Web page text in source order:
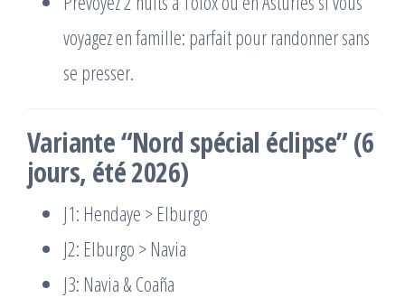
voyagez en famille: parfait pour randonner sans
se presser.
Variante “Nord spécial éclipse” (6
jours, été 2026)
J1: Hendaye > Elburgo
J2: Elburgo > Navia
J3: Navia & Coaña